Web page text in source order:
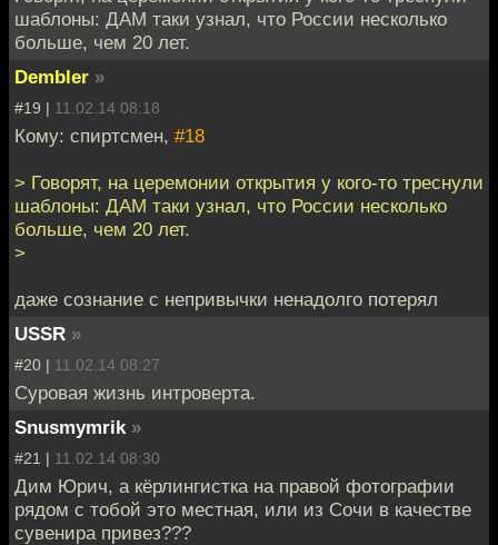
шаблоны: ДАМ таки узнал, что России несколько
больше, чем 20 лет.
Dembler »
#19 | 11.02.14 08:18
Кому: спиртсмен, #18
> Говорят, на церемонии открытия у кого-то треснули
шаблоны: ДАМ таки узнал, что России несколько
больше, чем 20 лет.
>
даже сознание с непривычки ненадолго потерял
USSR »
#20 | 11.02.14 08:27
Суровая жизнь интроверта.
Snusmymrik »
#21 | 11.02.14 08:30
Дим Юрич, а кёрлингистка на правой фотографии
рядом с тобой это местная, или из Сочи в качестве
сувенира привез???